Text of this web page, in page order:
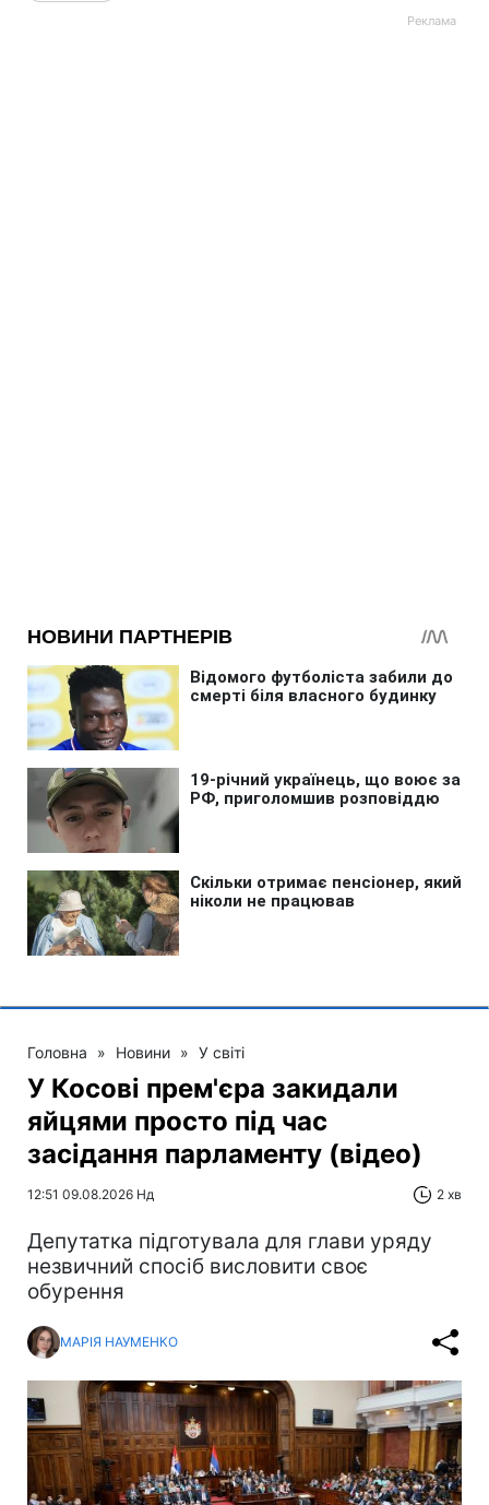
Головна » Новини » У світі
У Косові прем'єра закидали
яйцями просто під час
засідання парламенту (відео)
12:51 09.08.2026 Нд 2 хв
Депутатка підготувала для глави уряду
незвичний спосіб висловити своє
обурення
МАРІЯ НАУМЕНКО